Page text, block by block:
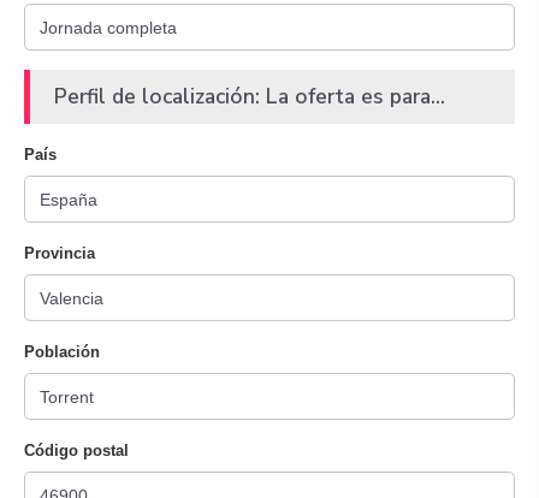
Perfil de localización: La oferta es para...
País
Provincia
Población
Código postal